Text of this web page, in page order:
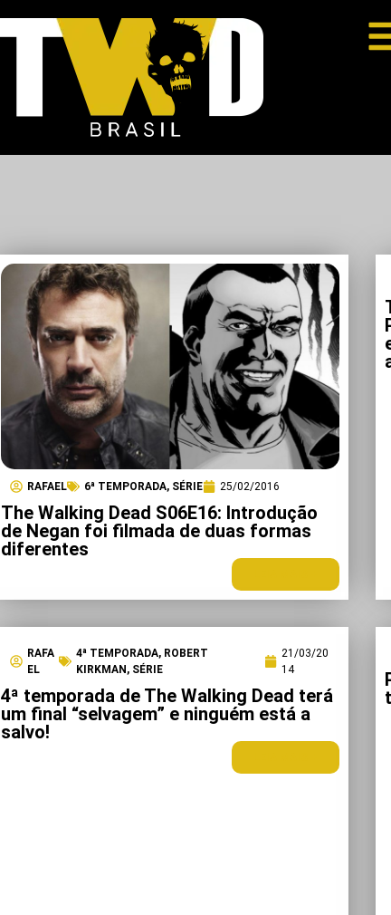
RAFAEL 6ª TEMPORADA, SÉRIE 25/02/2016
The Walking Dead S06E16: Introdução
de Negan foi filmada de duas formas
diferentes
RAFA
EL
4ª TEMPORADA, ROBERT
KIRKMAN , SÉRIE
21/03/20
14
4ª temporada de The Walking Dead terá
um final “selvagem” e ninguém está a
salvo!